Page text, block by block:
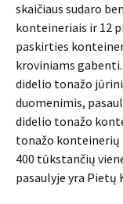
skaičiaus sudaro
konteineriais ir 12
paskirties
kroviniams
didelio tonažo
duomenimis,
didelio tonažo
tonažo konteinerių
400 tūks­tančių
pasaulyje yra Pietų